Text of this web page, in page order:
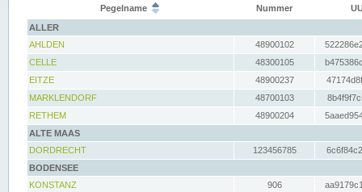
Pegelname Nummer
ALLER
AHLDEN
48900102
CELLE
48300105
EITZE
48900237
MARKLENDORF
48700103
RETHEM
48900204
ALTE MAAS
DORDRECHT
123456785
BODENSEE
KONSTANZ
906